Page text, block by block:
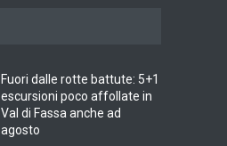
Fuori dalle rotte battute: 5+1
escursioni poco affollate in
Val di Fassa anche ad
agosto